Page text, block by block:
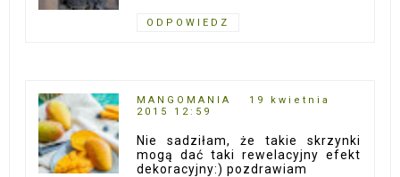
ODPOWIEDZ
MANGOMANIA
19 kwietnia
2015 12:59
Nie sadziłam, że takie skrzynki
mogą dać taki rewelacyjny efekt
dekoracyjny:) pozdrawiam